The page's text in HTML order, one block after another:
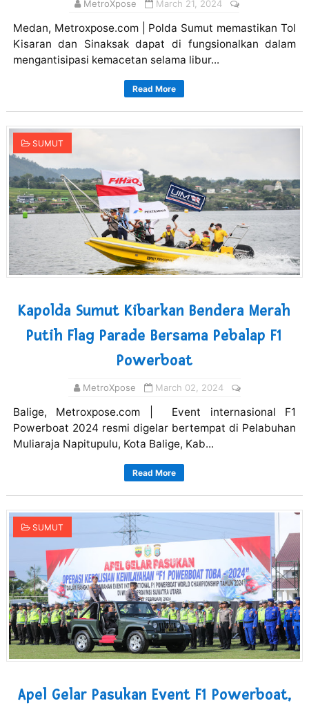
MetroXpose March 21, 2024
Medan, Metroxpose.com | Polda Sumut memastikan Tol
Kisaran dan Sinaksak dapat di fungsionalkan dalam
mengantisipasi kemacetan selama libur...
Read More
SUMUT
Kapolda Sumut Kibarkan Bendera Merah
Putih Flag Parade Bersama Pebalap F1
Powerboat
MetroXpose March 02, 2024
Balige, Metroxpose.com | Event internasional F1
Powerboat 2024 resmi digelar bertempat di Pelabuhan
Muliaraja Napitupulu, Kota Balige, Kab...
Read More
SUMUT
Apel Gelar Pasukan Event F1 Powerboat,